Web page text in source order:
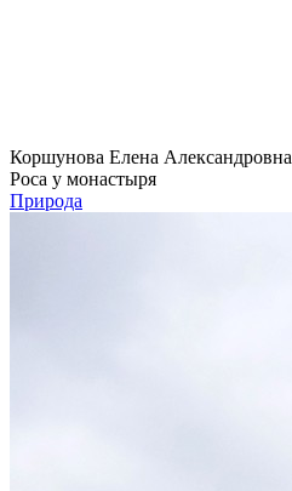
Коршунова Елена Александровна
Роса у монастыря
Природа